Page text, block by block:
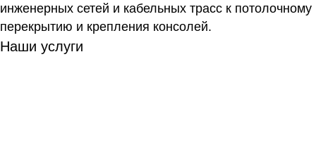
инженерных сетей и кабельных трасс к потолочному
перекрытию и крепления консолей.
Наши услуги